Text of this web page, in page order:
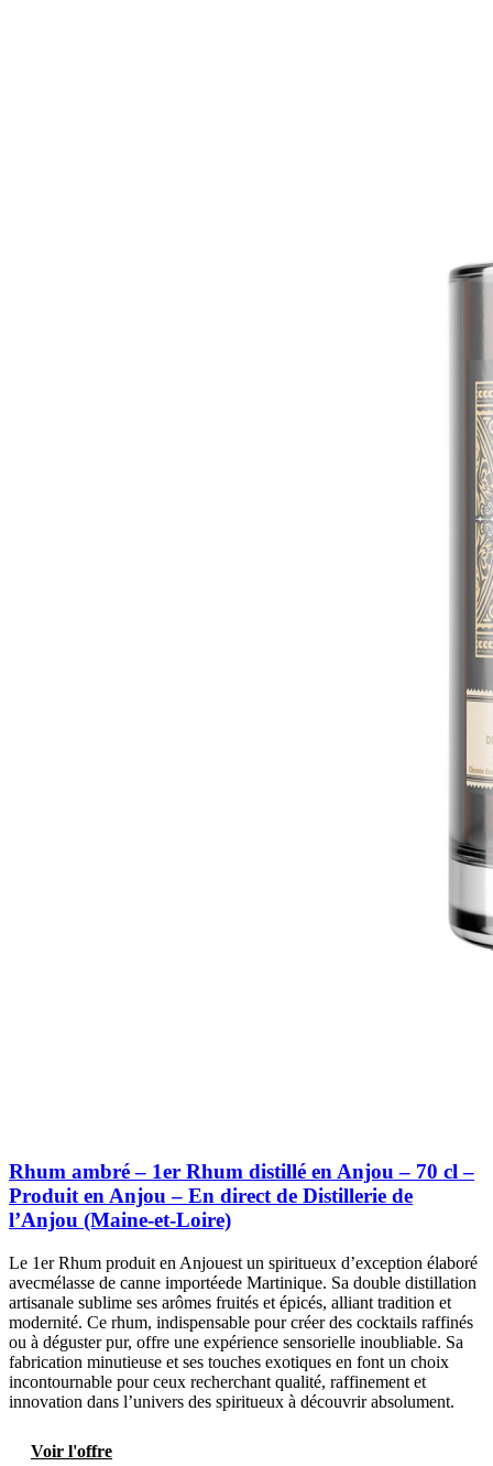
Rhum ambré – 1er Rhum distillé en Anjou – 70 cl –
Produit en Anjou – En direct de Distillerie de
l’Anjou (Maine-et-Loire)
Le 1er Rhum produit en Anjouest un spiritueux d’exception élaboré
avecmélasse de canne importéede Martinique. Sa double distillation
artisanale sublime ses arômes fruités et épicés, alliant tradition et
modernité. Ce rhum, indispensable pour créer des cocktails raffinés
ou à déguster pur, offre une expérience sensorielle inoubliable. Sa
fabrication minutieuse et ses touches exotiques en font un choix
incontournable pour ceux recherchant qualité, raffinement et
innovation dans l’univers des spiritueux à découvrir absolument.
Voir l'offre